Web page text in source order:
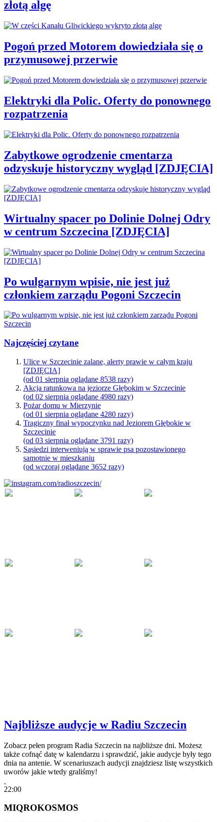
złotą algę
Pogoń przed Motorem dowiedziała się o
przymusowej przerwie
Elektryki dla Polic. Oferty do ponownego
rozpatrzenia
Zabytkowe ogrodzenie cmentarza
odzyskuje historyczny wygląd [ZDJĘCIA]
Wirtualny spacer po Dolinie Dolnej Odry
w centrum Szczecina [ZDJĘCIA]
Po wulgarnym wpisie, nie jest już
członkiem zarządu Pogoni Szczecin
Najczęściej czytane
Ulice w Szczecinie zalane, alerty prawie w całym kraju
[ZDJĘCIA]
(od 01 sierpnia oglądane 8538 razy)
Akcja ratunkowa na jeziorze Głębokim w Szczecinie
(od 02 sierpnia oglądane 4980 razy)
Pożar domu w Mierzynie
(od 01 sierpnia oglądane 4280 razy)
Tragiczny finał wypoczynku nad Jeziorem Głębokie w
Szczecinie
(od 03 sierpnia oglądane 3791 razy)
Sąsiedzi interweniują w sprawie psa pozostawionego
samotnie w mieszkaniu
(od wczoraj oglądane 3652 razy)
Najbliższe audycje w Radiu Szczecin
Zobacz pełen program Radia Szczecin na najbliższe dni. Możesz
także cofnąć datę w kalendarzu i sprawdzić, jakie audycje były tego
dnia na antenie. W scenariuszach audycji znajdziesz listę wszystkich
uworów jakie wtedy graliśmy!
22:00
MIQROKOSMOS